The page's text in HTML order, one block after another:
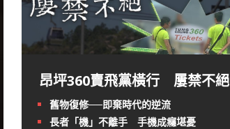
昂坪360賣飛黨橫行 屢禁不絕
舊物復修──即棄時代的逆流
長者「機」不離手 手機成癮堪憂